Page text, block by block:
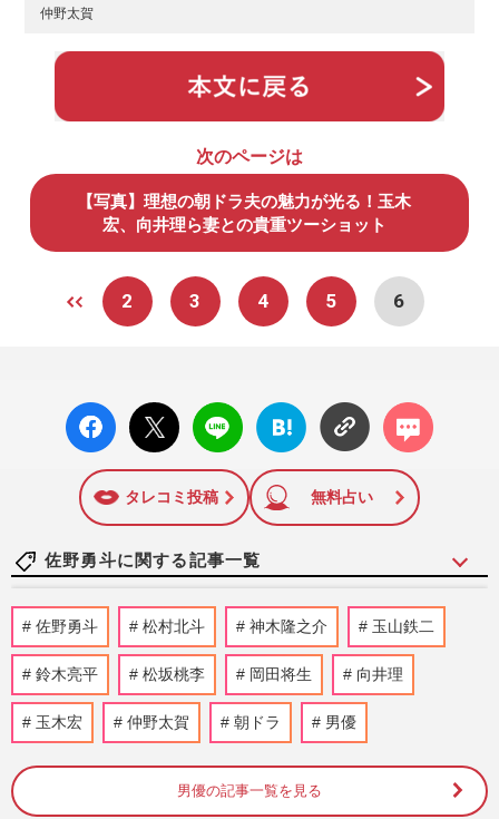
仲野太賀
次のページは
【写真】理想の朝ドラ夫の魅力が光る！玉木
宏、向井理ら妻との貴重ツーショット
2 3 4 5 6
facebo
ok い
X ポス
ト
LINE
はてな
ブック
に追加
コメン
ト
タレコミ投稿 無料占い
佐野勇斗に関する記事一覧
『M!LK』佐野勇斗、昨年はGP帯ドラマ主
演に紅白歌合戦出場と大躍進！ 2026年の
目標はメンバーと日本一目指…
週刊女性2026年2月10日号
今週発売『週刊女性』2/10号の表紙と中身
はコチラ！
週刊女性本誌からのお知らせ 2026/1/27
佐野勇斗 松村北斗 神木隆之介 玉山鉄二
鈴木亮平 松坂桃李 岡田将生 向井理
玉木宏 仲野太賀 朝ドラ 男優
男優の記事一覧を見る